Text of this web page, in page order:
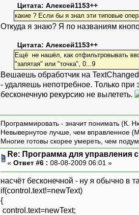
Цитата: Алексей1153++
какие ? Если бы я знал эти типовые
Откуда я знаю? Я по названиям
Цитата: Алексей1153++
Ещё не нашёл, как отфильтровывать
"запятая" или "точка", 0...9
Вешаешь обработчик на
- удаляешь непотребное. Только при
бесконечную рекурсию не вылететь.
Программировать - значит понимать (К.
Невывернутое лучше, чем вправленное
Многие готовы скорее умереть, чем
Re: Программа для управления
« Ответ #6 : 08-08-2009 06:01 »
насчёт бесконечной - ну я обычно в
if(control.text!=newText)
{
control.text=newText;